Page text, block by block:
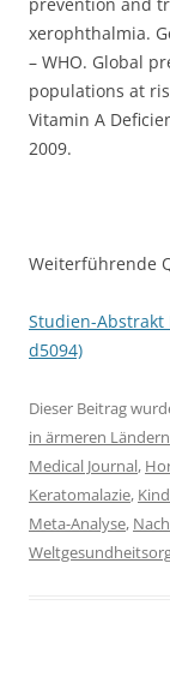
prevention and
xerophthalmia.
– WHO. Global
populations at
Vitamin A
2009.
Weiterführende
Studien-Abstrakt
d5094)
Dieser Beitrag
in ärmeren Ländern
Medical Journal,
Keratomalazie,
Meta-Analyse,